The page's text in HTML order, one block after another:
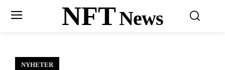
NFTNews
NYHETER